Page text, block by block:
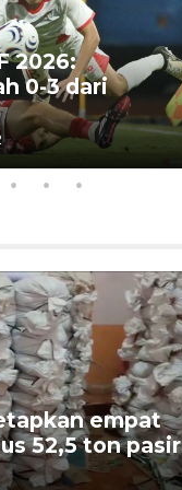
2026:
0-3 dari
empat
52,5 ton pasir